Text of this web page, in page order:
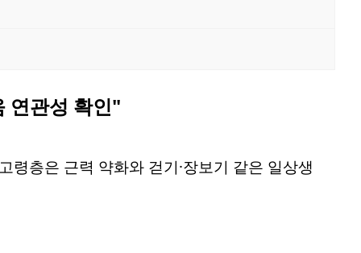
연관성 확인"
령층은 근력 약화와 걷기·장보기 같은 일상생